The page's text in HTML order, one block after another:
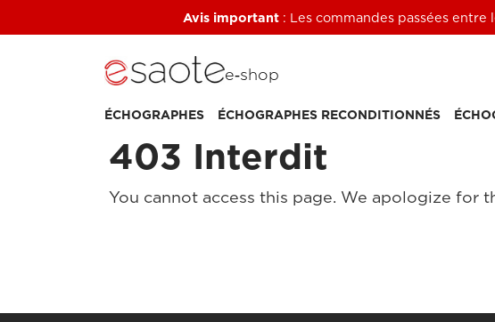
Avis important: Les commandes passées entre
e‑shop
ÉCHOGRAPHES ÉCHOGRAPHES RECONDITIONNÉS
403 Interdit
You cannot access this page. We apologize for